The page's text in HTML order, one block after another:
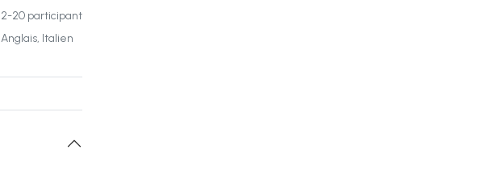
2-20 participants
Anglais, Italien